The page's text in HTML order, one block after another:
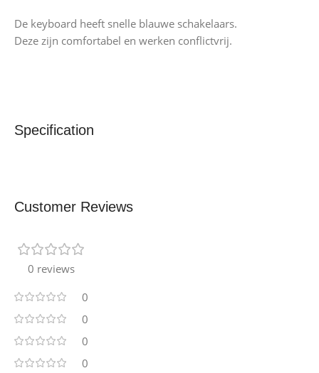
De keyboard heeft snelle blauwe schakelaars.
Deze zijn comfortabel en werken conflictvrij.
Specification
Customer Reviews
0 reviews
0
0
0
0